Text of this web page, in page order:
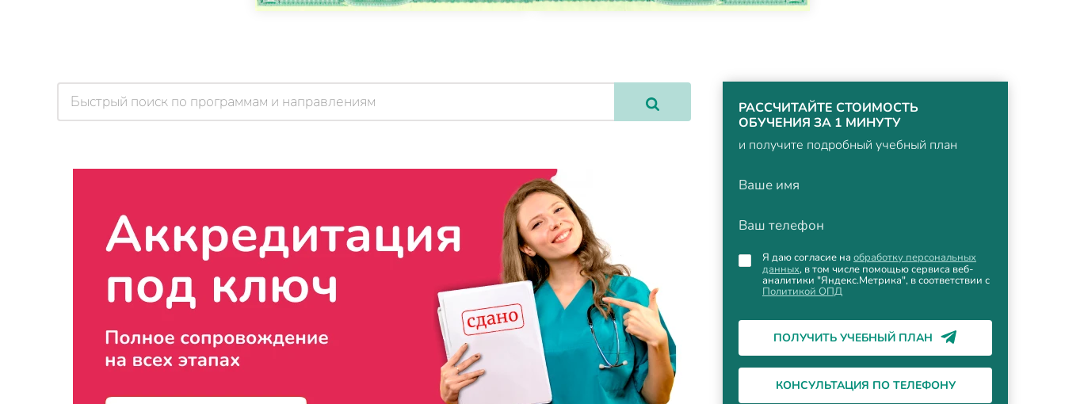
РАССЧИТАЙТЕ СТОИМОСТЬ
ОБУЧЕНИЯ ЗА 1 МИНУТУ
и получите подробный учебный план
Ваше имя
Ваш телефон
Я даю согласие на обработку персональных
данных, в том числе помощью сервиса веб-
аналитики "Яндекс.Метрика", в соответствии с
Политикой ОПД
ПОЛУЧИТЬ УЧЕБНЫЙ ПЛАН
КОНСУЛЬТАЦИЯ ПО ТЕЛЕФОНУ